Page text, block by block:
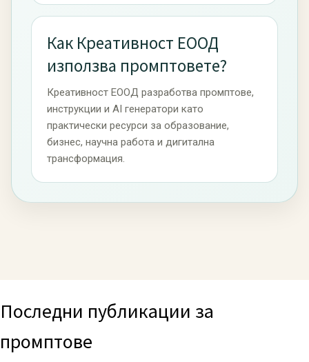
Как Креативност ЕООД
използва промптовете?
Креативност ЕООД разработва промптове,
инструкции и AI генератори като
практически ресурси за образование,
бизнес, научна работа и дигитална
трансформация.
Последни публикации за
промптове